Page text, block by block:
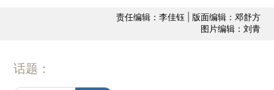
责任编辑：李佳钰 | 版面编辑：邓舒方
图片编辑：刘青
话题：